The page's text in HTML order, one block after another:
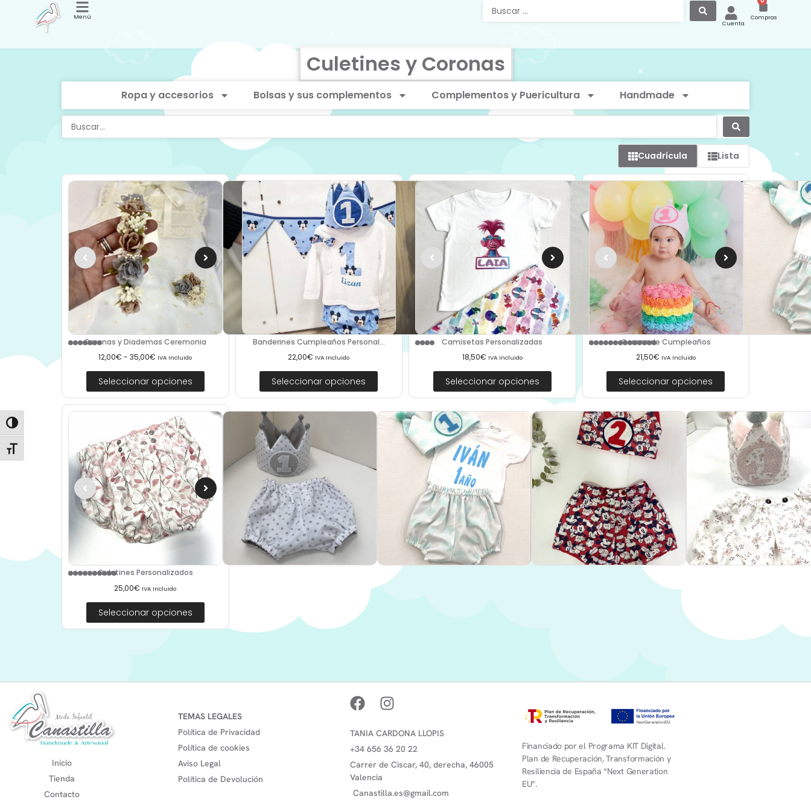
Alternar alto contraste
Alternar tamaño de letra
Menú
Cuenta
Compras
Culetines y Coronas
Ropa y accesorios Bolsas y sus complementos Complementos y Puericultura Handmade
Cuadrícula Lista
Coronas y Diademas Ceremonia
12,00€ - 35,00€ IVA Incluido
Seleccionar opciones
Banderines Cumpleaños Personal...
22,00€ IVA Incluido
Seleccionar opciones
Camisetas Personalizadas
18,50€ IVA Incluido
Seleccionar opciones
Corona de Cumpleaños
21,50€ IVA Incluido
Seleccionar opciones
Culetines Personalizados
25,00€ IVA Incluido
Seleccionar opciones
Inicio
Tienda
Contacto
TEMAS LEGALES
Política de Privacidad
Política de cookies
Aviso Legal
Política de Devolución
TANIA CARDONA LLOPIS
+34 656 36 20 22
Carrer de Ciscar, 40, derecha, 46005
Valencia
Canastilla.es@gmail.com
Financiado por el Programa KIT Digital.
Plan de Recuperación, Transformación y
Resiliencia de España “Next Generation
EU”.